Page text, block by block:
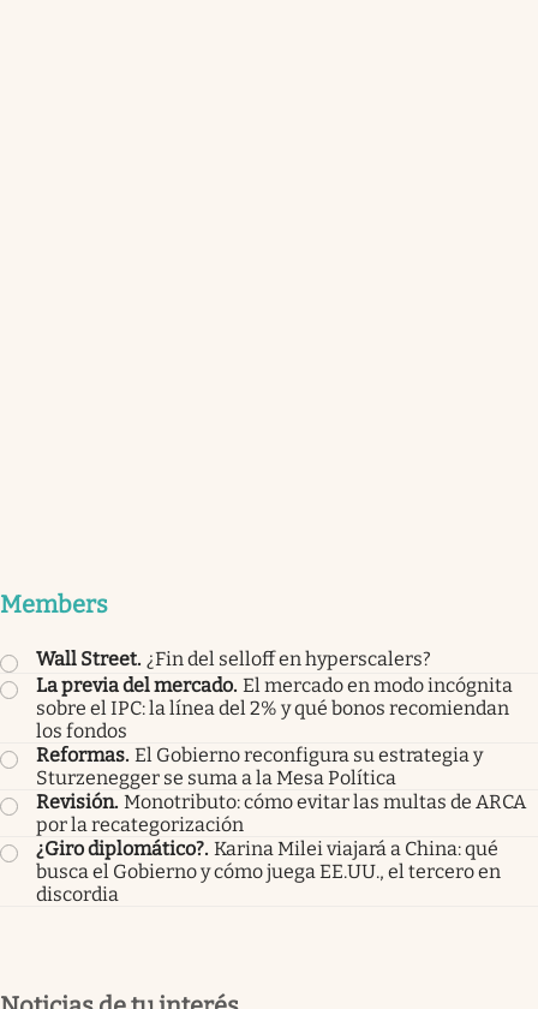
Members
Wall Street. ¿Fin del selloff en hyperscalers?
La previa del mercado. El mercado en modo incógnita
sobre el IPC: la línea del 2% y qué bonos recomiendan
los fondos
Reformas. El Gobierno reconfigura su estrategia y
Sturzenegger se suma a la Mesa Política
Revisión. Monotributo: cómo evitar las multas de ARCA
por la recategorización
¿Giro diplomático?. Karina Milei viajará a China: qué
busca el Gobierno y cómo juega EE.UU., el tercero en
discordia